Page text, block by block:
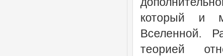
который и
Вселенной.
теорией